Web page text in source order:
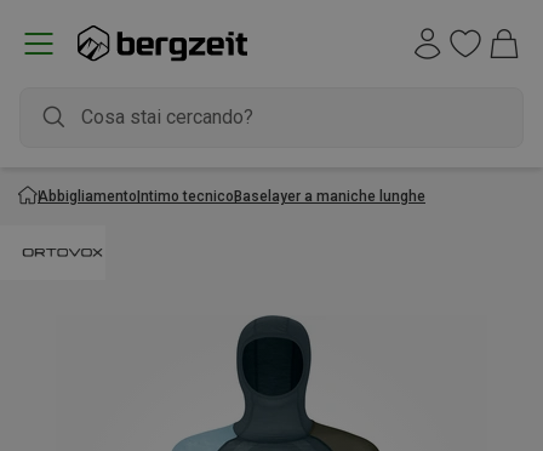
AbbigliamentoIntimo tecnicoBaselayer a maniche lunghe